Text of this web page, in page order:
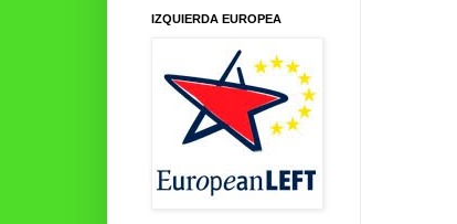
IZQUIERDA EUROPEA